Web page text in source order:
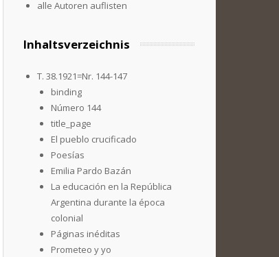
alle Autoren auflisten
Inhaltsverzeichnis
T. 38.1921=Nr. 144-147
binding
Número 144
title_page
El pueblo crucificado
Poesías
Emilia Pardo Bazán
La educación en la República
Argentina durante la época
colonial
Páginas inéditas
Prometeo y yo